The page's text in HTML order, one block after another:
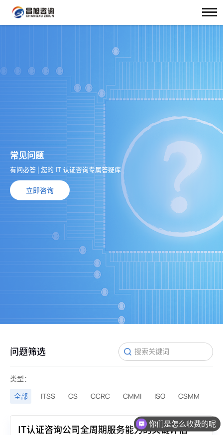
常见问题
有问必答 | 您的 IT 认证咨询专属答疑库
立即咨询
问题筛选
类型：
全部
ITSS CS CCRC CMMI ISO CSMM
IT认证咨询公司全周期服务能力的关键评估要素？
你们是怎么收费的呢